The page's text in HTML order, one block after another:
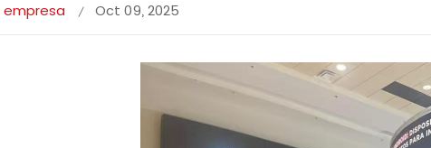
/ Oct 09, 2025